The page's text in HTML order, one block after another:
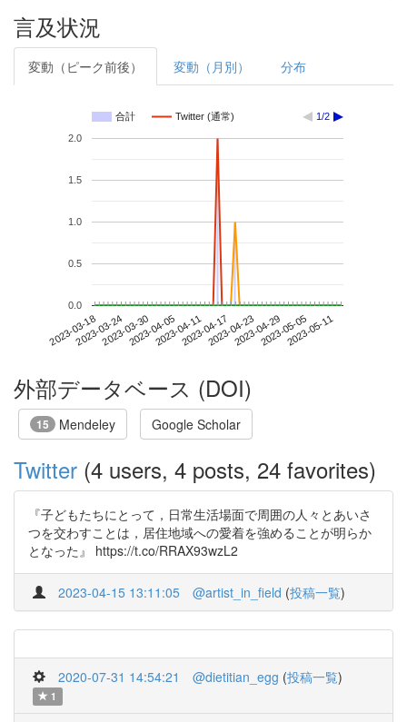
言及状況
変動（ピーク前後） 変動（月別） 分布
合計 Twitter (通常) 1/2
2023-03-182023-03-242023-03-302023-04-052023-04-112023-04-172023-04-232023-04-292023-05-052023-05-11
0.0
0.5
1.0
1.5
2.0
外部データベース (DOI)
15 Mendeley Google Scholar
Twitter (4 users, 4 posts, 24 favorites)
『子どもたちにとって，日常生活場面で周囲の人々とあいさ
つを交わすことは，居住地域への愛着を強めることが明らか
となった』 https://t.co/RRAX93wzL2
2023-04-15 13:11:05 @artist_in_field (投稿一覧)
2020-07-31 14:54:21 @dietitian_egg (投稿一覧)
1